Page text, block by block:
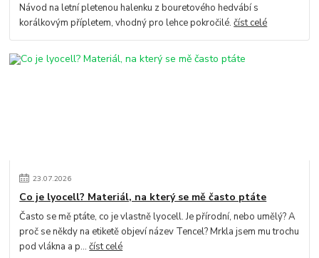
Návod na letní pletenou halenku z bouretového hedvábí s
korálkovým přípletem, vhodný pro lehce pokročilé.číst celé
23.07.2026
Co je lyocell? Materiál, na který se mě často ptáte
Často se mě ptáte, co je vlastně lyocell. Je přírodní, nebo umělý? A
proč se někdy na etiketě objeví název Tencel? Mrkla jsem mu trochu
pod vlákna a p...číst celé